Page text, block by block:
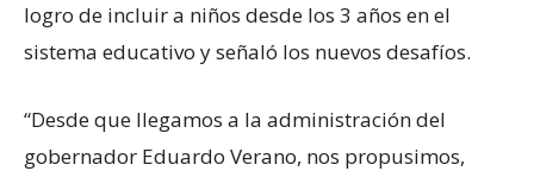
logro de incluir a niños desde los 3 años en el
sistema educativo y señaló los nuevos desafíos.
“Desde que llegamos a la administración del
gobernador Eduardo Verano, nos propusimos,